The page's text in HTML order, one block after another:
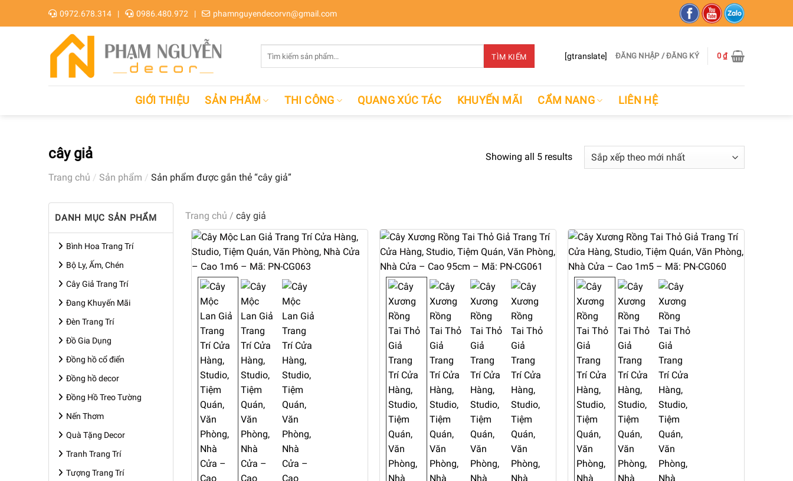
0972.678.314 0986.480.972 phamnguyendecorvn@gmail.com
Tìm
kiếm:
TÌM KIẾM [gtranslate] ĐĂNG NHẬP / ĐĂNG KÝ 0₫
GIỚI THIỆU SẢN PHẨM THI CÔNG QUANG XÚC TÁC KHUYẾN MÃI CẨM NANG LIÊN HỆ
cây giả
Trang chủ / Sản phẩm / Sản phẩm được gắn thẻ “cây giả”
Showing all 5 results
DANH MỤC SẢN PHẨM
Bình Hoa Trang Trí
Bộ Ly, Ấm, Chén
Cây Giả Trang Trí
Đang Khuyến Mãi
Đèn Trang Trí
Đồ Gia Dụng
Đồng hồ cổ điển
Đồng hồ decor
Đồng Hồ Treo Tường
Nến Thơm
Quà Tặng Decor
Tranh Trang Trí
Tượng Trang Trí
Trang chủ / cây giả